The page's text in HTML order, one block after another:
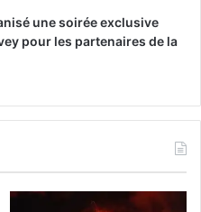
une soirée exclusive
pour les partenaires de la